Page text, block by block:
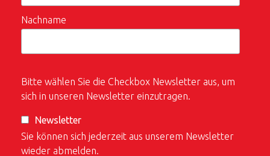
Nachname
Bitte wählen Sie die Checkbox Newsletter aus, um
sich in unseren Newsletter einzutragen.
Newsletter
Sie können sich jederzeit aus unserem Newsletter
wieder abmelden.